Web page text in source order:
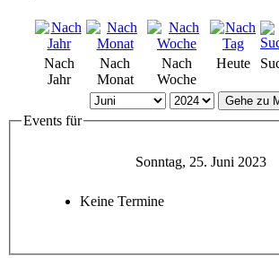
Nach
Jahr
Nach
Monat
Nach
Woche
Heute
Gehe zu
Events für
Sonntag, 25. Juni 2023
Keine Termine